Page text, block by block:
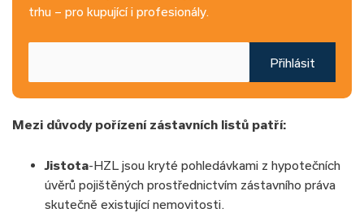
trhu – pro kupující i profesionály.
Přihlásit
Mezi důvody pořízení zástavních listů patří:
Jistota-HZL jsou kryté pohledávkami z hypotečních
úvěrů pojištěných prostřednictvím zástavního práva
skutečně existující nemovitosti.